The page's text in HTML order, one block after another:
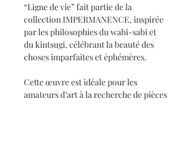
“Ligne de vie” fait partie de la
collection IMPERMANENCE, inspirée
par les philosophies du wabi-sabi et
du kintsugi, célébrant la beauté des
choses imparfaites et éphémères.
Cette œuvre est idéale pour les
amateurs d’art à la recherche de pièces
uniques pour embellir leur intérieur.